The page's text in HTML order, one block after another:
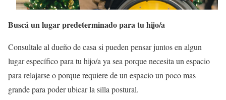
Buscá un lugar predeterminado para tu hijo/a
Consultale al dueño de casa si pueden pensar juntos en algun
lugar específico para tu hijo/a ya sea porque necesita un espacio
para relajarse o porque requiere de un espacio un poco mas
grande para poder ubicar la silla postural.